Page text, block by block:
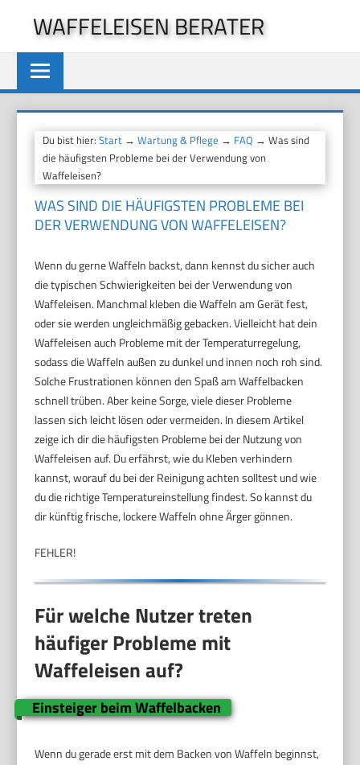
springen
WAFFELEISEN BERATER
Du bist hier:Start →Wartung & Pflege → FAQ → Was sind
die häufigsten Probleme bei der Verwendung von
Waffeleisen?
WAS SIND DIE HÄUFIGSTEN PROBLEME BEI
DER VERWENDUNG VON WAFFELEISEN?
Wenn du gerne Waffeln backst, dann kennst du sicher auch
die typischen Schwierigkeiten bei der Verwendung von
Waffeleisen. Manchmal kleben die Waffeln am Gerät fest,
oder sie werden ungleichmäßig gebacken. Vielleicht hat dein
Waffeleisen auch Probleme mit der Temperaturregelung,
sodass die Waffeln außen zu dunkel und innen noch roh sind.
Solche Frustrationen können den Spaß am Waffelbacken
schnell trüben. Aber keine Sorge, viele dieser Probleme
lassen sich leicht lösen oder vermeiden. In diesem Artikel
zeige ich dir die häufigsten Probleme bei der Nutzung von
Waffeleisen auf. Du erfährst, wie du Kleben verhindern
kannst, worauf du bei der Reinigung achten solltest und wie
du die richtige Temperatureinstellung findest. So kannst du
dir künftig frische, lockere Waffeln ohne Ärger gönnen.
FEHLER!
Für welche Nutzer treten
häufiger Probleme mit
Waffeleisen auf?
Einsteiger beim Waffelbacken
Wenn du gerade erst mit dem Backen von Waffeln beginnst,